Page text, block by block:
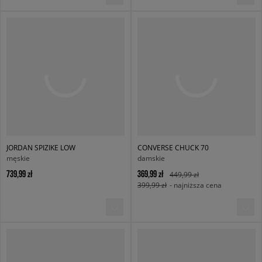
JORDAN SPIZIKE LOW
męskie
739,99 zł
CONVERSE CHUCK 70
damskie
369,99 zł
449,99 zł
399,99 zł - najniższa cena